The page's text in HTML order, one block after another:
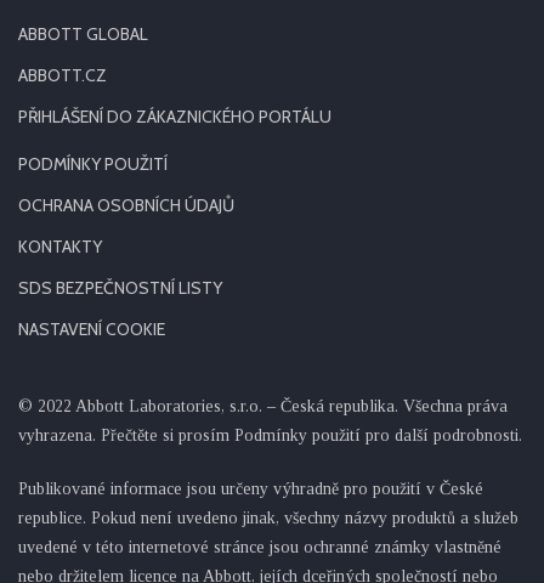
ABBOTT GLOBAL
ABBOTT.CZ
PŘIHLÁŠENÍ DO ZÁKAZNICKÉHO PORTÁLU
PODMÍNKY POUŽITÍ
OCHRANA OSOBNÍCH ÚDAJŮ
KONTAKTY
SDS BEZPEČNOSTNÍ LISTY
NASTAVENÍ COOKIE
© 2022 Abbott Laboratories, s.r.o. – Česká republika. Všechna práva
vyhrazena. Přečtěte si prosím Podmínky použití pro další podrobnosti.
Publikované informace jsou určeny výhradně pro použití v České
republice. Pokud není uvedeno jinak, všechny názvy produktů a služeb
uvedené v této internetové stránce jsou ochranné známky vlastněné
nebo držitelem licence na Abbott, jejích dceřiných společností nebo